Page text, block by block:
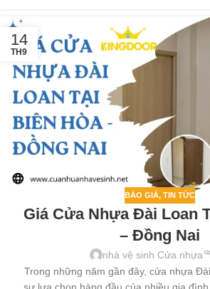
14
TH9
BÁO GIÁ, TIN TỨC
Giá Cửa Nhựa Đài Loan
– Đồng Nai
nhà vệ sinh Cửa nhựa
Trong những năm gần đây, cửa nhựa